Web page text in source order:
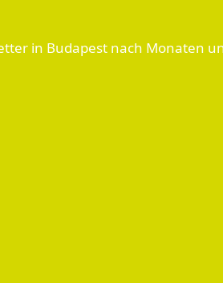
in Budapest nach Monaten